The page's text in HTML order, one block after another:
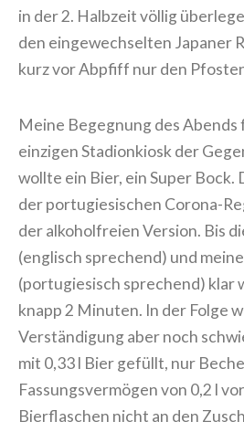
in der 2. Halbzeit völlig
den eingewechselten Japaner
kurz vor Abpfiff nur den
Meine Begegnung des Abends
einzigen Stadionkiosk der
wollte ein Bier, ein Super Bock.
der portugiesischen Corona-
der alkoholfreien Version. Bis
(englisch sprechend) und
(portugiesisch sprechend) klar
knapp 2 Minuten. In der Folge
Verständigung aber noch
mit 0,33 l Bier gefüllt, nur
Fassungsvermögen von 0,2 l
Bierflaschen nicht an den